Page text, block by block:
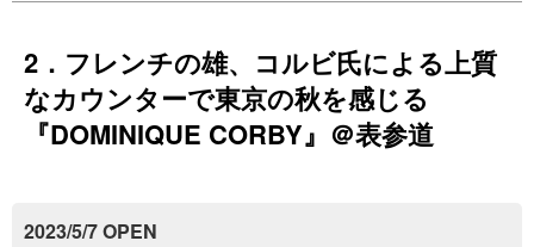
2．フレンチの雄、コルビ氏による上質
なカウンターで東京の秋を感じる
『DOMINIQUE CORBY』＠表参道
2023/5/7 OPEN